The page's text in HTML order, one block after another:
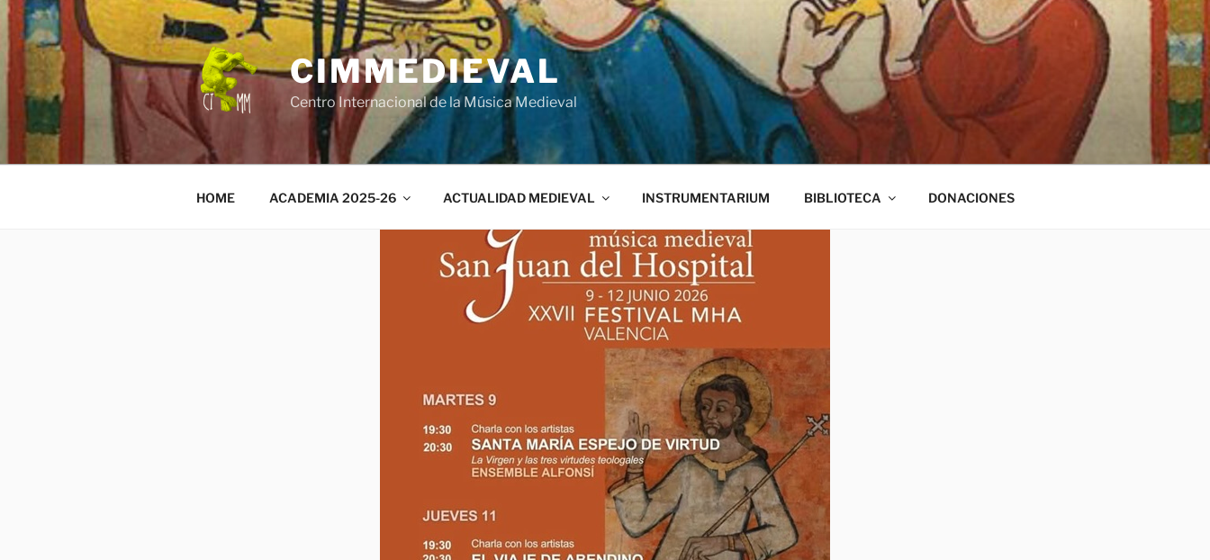
Saltar
contenido
CIMMEDIEVAL
Centro Internacional de la Música Medieval
HOME ACADEMIA 2025-26 ACTUALIDAD MEDIEVAL INSTRUMENTARIUM BIBLIOTECA DONACIONES